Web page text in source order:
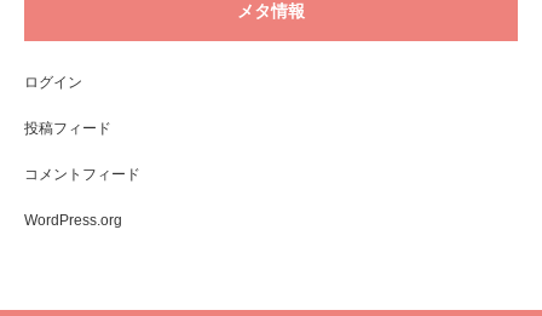
メタ情報
ログイン
投稿フィード
コメントフィード
WordPress.org